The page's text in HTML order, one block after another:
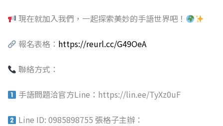
現在就加入我們，一起探索美妙的手語世界吧！
報名表格： https://reurl.cc/G49OeA
聯絡方式：
手語問題洽官方Line： https://lin.ee/TyXz0uF
Line ID: 0985898755 張格子主辦：